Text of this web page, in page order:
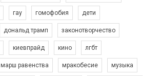
Зупинимо насильство проти ЛГБТ в Україні! Stop violence against LGBT in Ukraine!
гау гомофобия дети
дональд трамп законотворчество
киевпрайд кино лгбт
марш равенства мракобесие музыка